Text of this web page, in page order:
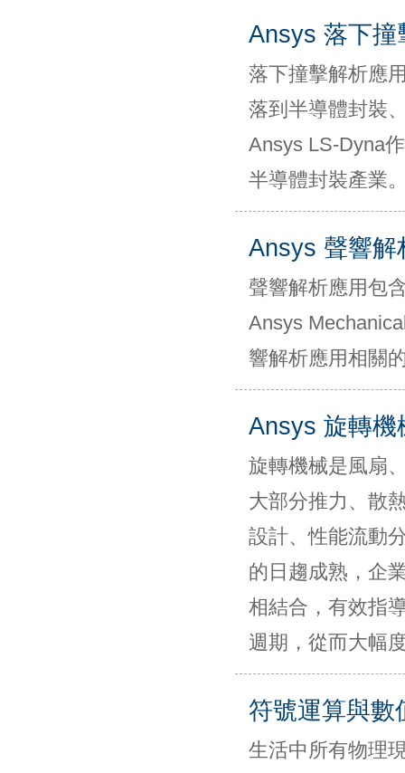
Ansys 落下撞
落下撞擊解析應
落到半導體封裝
Ansys LS-Dyna
半導體封裝產業
Ansys 聲響解
聲響解析應用包
Ansys
響解析應用相關
Ansys 旋轉機
旋轉機械是風扇
大部分推力、散
設計、性能流動
的日趨成熟，企
相結合，有效指
週期，從而大幅
符號運算與數
生活中所有物理